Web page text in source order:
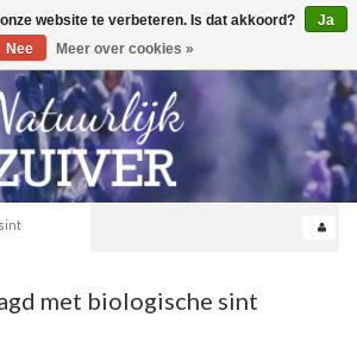
0
met biologische sint
website te verbeteren. Is dat akkoord?
Ja
Nee
Meer over cookies »